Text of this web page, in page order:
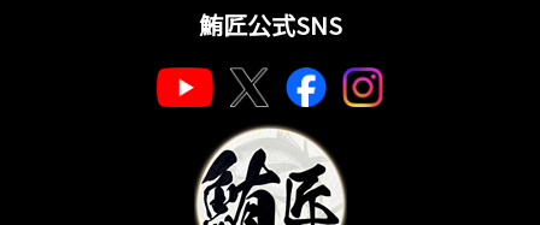
鮪匠公式SNS